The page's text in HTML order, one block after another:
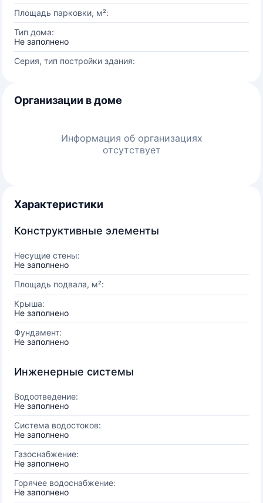
Площадь парковки, м²:
Тип дома:
Не заполнено
Серия, тип постройки здания:
Организации в доме
Информация об организациях
отсутствует
Характеристики
Конструктивные элементы
Несущие стены:
Не заполнено
Площадь подвала, м²:
Крыша:
Не заполнено
Фундамент:
Не заполнено
Инженерные системы
Водоотведение:
Не заполнено
Система водостоков:
Не заполнено
Газоснабжение:
Не заполнено
Горячее водоснабжение:
Не заполнено